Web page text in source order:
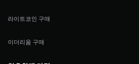
라이트코인 구매
이더리움 구매